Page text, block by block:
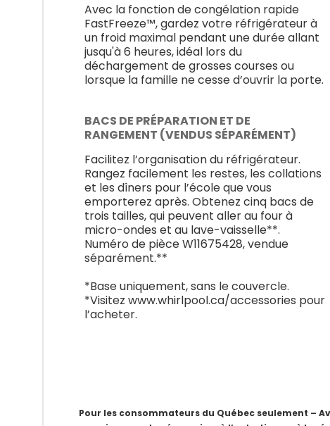
Avec la fonction de congélation rapide
FastFreeze™, gardez votre réfrigérateur à
un froid maximal pendant une durée allant
jusqu'à 6 heures, idéal lors du
déchargement de grosses courses ou
lorsque la famille ne cesse d’ouvrir la porte.
BACS DE PRÉPARATION ET DE
RANGEMENT (VENDUS SÉPARÉMENT)
Facilitez l’organisation du réfrigérateur.
Rangez facilement les restes, les collations
et les dîners pour l’école que vous
emporterez après. Obtenez cinq bacs de
trois tailles, qui peuvent aller au four à
micro-ondes et au lave-vaisselle**.
Numéro de pièce W11675428, vendue
séparément.**
*Base uniquement, sans le couvercle.
*Visitez www.whirlpool.ca/accessories pour
l’acheter.
Pour les consommateurs du Québec seulement –